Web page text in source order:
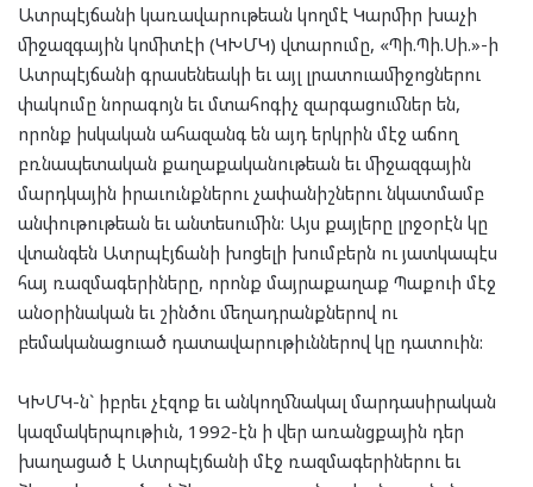
Ատրպէյճանի կառավարութեան կողմէ Կարմիր խաչի
միջազգային կոմիտէի (ԿԽՄԿ) վտարումը, «Պի.Պի.Սի.»-ի
Ատրպէյճանի գրասենեակի եւ այլ լրատուամիջոցներու
փակումը նորագոյն եւ մտահոգիչ զարգացումներ են,
որոնք իսկական ահազանգ են այդ երկրին մէջ աճող
բռնապետական քաղաքականութեան եւ միջազգային
մարդկային իրաւունքներու չափանիշներու նկատմամբ
անփութութեան եւ անտեսումին: Այս քայլերը լրջօրէն կը
վտանգեն Ատրպէյճանի խոցելի խումբերն ու յատկապէս
հայ ռազմագերիները, որոնք մայրաքաղաք Պաքուի մէջ
անօրինական եւ շինծու մեղադրանքներով ու
բեմականացուած դատավարութիւններով կը դատուին:
ԿԽՄԿ-ն` իբրեւ չէզոք եւ անկողմնակալ մարդասիրական
կազմակերպութիւն, 1992-էն ի վեր առանցքային դեր
խաղացած է Ատրպէյճանի մէջ ռազմագերիներու եւ